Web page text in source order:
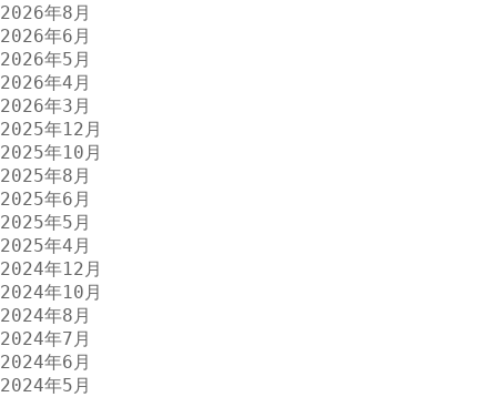
2026年8月
2026年6月
2026年5月
2026年4月
2026年3月
2025年12月
2025年10月
2025年8月
2025年6月
2025年5月
2025年4月
2024年12月
2024年10月
2024年8月
2024年7月
2024年6月
2024年5月